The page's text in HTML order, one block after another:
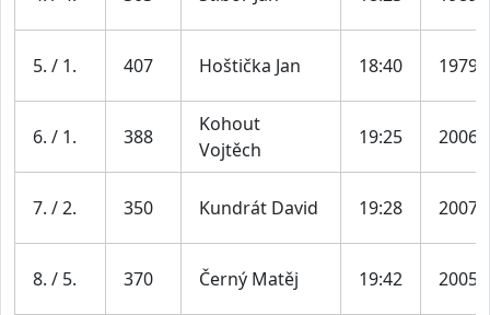
5. / 1. 407 Hoštička Jan 18:40 1979
6. / 1. 388
Kohout
Vojtěch
19:25 2006
7. / 2. 350 Kundrát David 19:28 2007
8. / 5. 370 Černý Matěj 19:42 2005